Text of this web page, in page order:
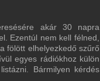
akár 30 napra
Ezentúl nem kell félned,
fölött elhelyezkedő szűrő
egyes rádiókhoz külön
Bármilyen kérdés